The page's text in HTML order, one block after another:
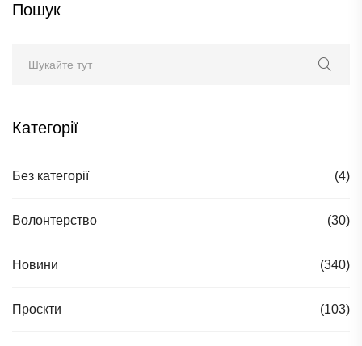
Пошук
Категорії
Без категорії (4)
Волонтерство (30)
Новини (340)
Проєкти (103)